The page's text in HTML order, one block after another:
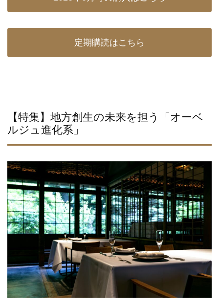
o
o
定期購読はこちら
【特集】地方創生の未来を担う「オーベ
ルジュ進化系」